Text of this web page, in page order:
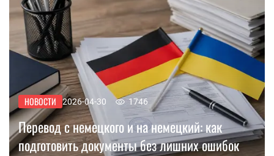
НОВОСТИ 2026-04-30 1746
Перевод с немецкого и на немецкий: как
подготовить документы без лишних ошибок